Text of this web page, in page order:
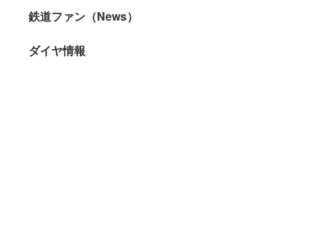
鉄道ファン（News）
ダイヤ情報